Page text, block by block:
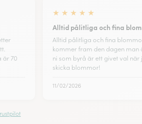
är 70
★ ★ ★ ★ ★
Alltid pålitliga och fina
Alltid pålitliga och fina
kommer fram den dagen man
ni som byrå är ett givet val när
skicka blommor!
11/02/2026